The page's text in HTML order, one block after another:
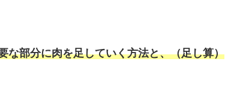
な部分に肉を足していく方法と、（足し算）